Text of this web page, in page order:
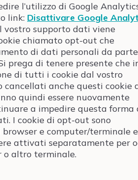
l’utilizzo di Google
link: Disattivare Google
vostro supporto dati viene
chiamato opt-out che
di dati personali da
prega di tenere presente che
di tutti i cookie dal vostro
cancellati anche questi cookie
quindi essere nuovamente
a impedire questa forma
I cookie di opt-out sono
e computer/terminale e
attivati separatamente per
o altro terminale.